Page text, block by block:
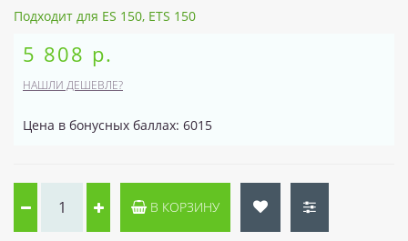
Подходит для ES 150, ETS 150
5 808 р.
НАШЛИ ДЕШЕВЛЕ?
Цена в бонусных баллах: 6015
В КОРЗИНУ